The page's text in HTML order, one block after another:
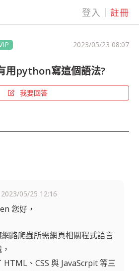
登入 ｜註冊
2023/05/23 08:07
用python寫這個語法?
我要回答
2023/05/25 12:16
您好，
路爬蟲所需網頁相關程式語言
HTML、CSS 與 JavaScrpit 等三